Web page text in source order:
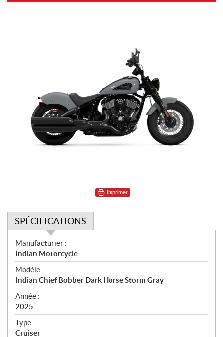
Imprimer
SPÉCIFICATIONS
S
p
é
c
i
f
i
c
a
Manufacturier :
Indian Motorcycle
Modèle :
Indian Chief Bobber Dark Horse Storm Gray
Année :
2025
Type :
Cruiser